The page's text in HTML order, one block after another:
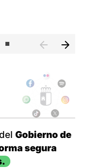
Gobierno de
segura